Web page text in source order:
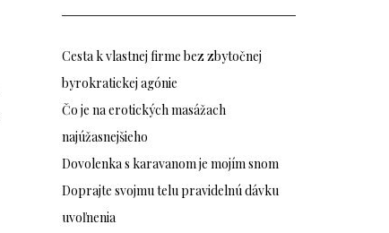
Cesta k vlastnej firme bez zbytočnej
byrokratickej agónie
Čo je na erotických masážach
najúžasnejšieho
Dovolenka s karavanom je mojím snom
Doprajte svojmu telu pravidelnú dávku
uvoľnenia